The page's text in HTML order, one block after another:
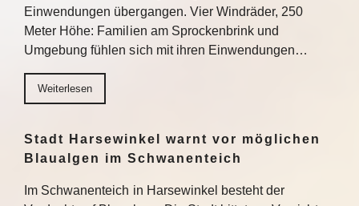
Einwendungen übergangen. Vier Windräder, 250
Meter Höhe: Familien am Sprockenbrink und
Umgebung fühlen sich mit ihren Einwendungen…
Weiterlesen
Stadt Harsewinkel warnt vor möglichen
Blaualgen im Schwanenteich
Im Schwanenteich in Harsewinkel besteht der